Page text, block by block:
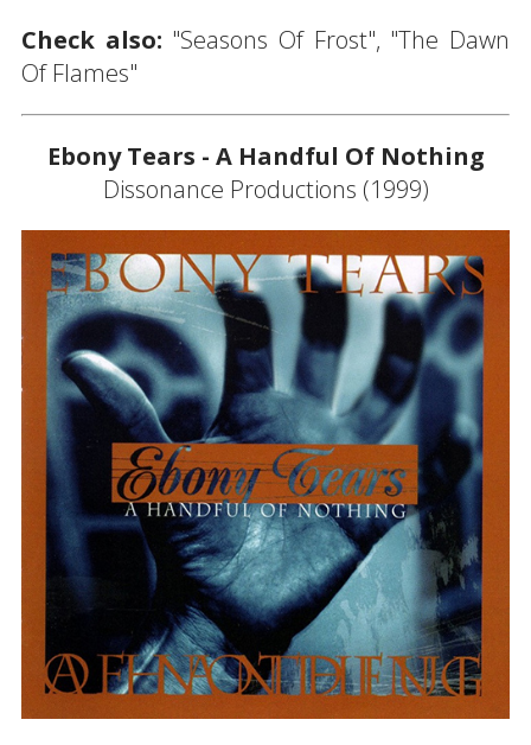
Check also: "Seasons Of Frost", "The Dawn
Of Flames"
Ebony Tears - A Handful Of Nothing
Dissonance Productions (1999)